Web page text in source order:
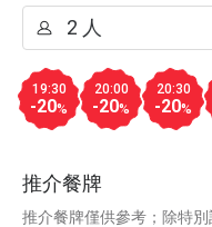
19:30
-20%
20:00
-20%
20:30
-20%
推介餐牌
推介餐牌僅供參考；除特